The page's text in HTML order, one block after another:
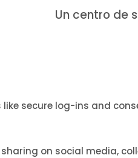
Un centro de
secure log-ins and
on social media,